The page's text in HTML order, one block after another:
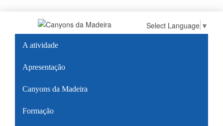
Select Language ▼
A atividade
Apresentação
Canyons da Madeira
Formação